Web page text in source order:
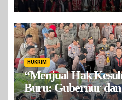
HUKRIM
“Menjual Hak
Buru: Gubernur